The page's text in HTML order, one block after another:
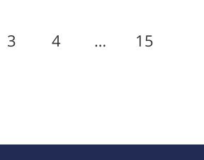
3 4 … 15